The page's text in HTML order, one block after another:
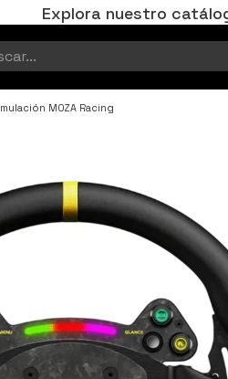
Explora nuestro
MOZA Racing